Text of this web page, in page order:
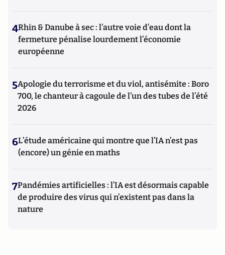
4Rhin & Danube à sec : l’autre voie d’eau dont la
fermeture pénalise lourdement l’économie
européenne
5Apologie du terrorisme et du viol, antisémite : Boro
700, le chanteur à cagoule de l’un des tubes de l’été
2026
6L’étude américaine qui montre que l’IA n’est pas
(encore) un génie en maths
7Pandémies artificielles : l’IA est désormais capable
de produire des virus qui n’existent pas dans la
nature